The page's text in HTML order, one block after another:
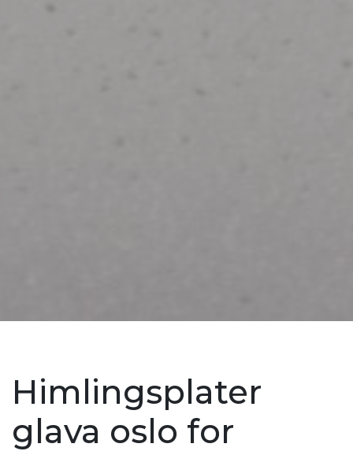
Himlingsplater
glava oslo for